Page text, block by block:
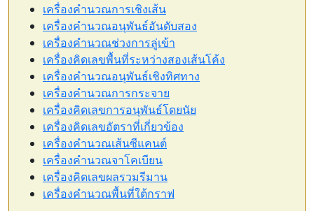
เครื่องคำนวณการเชิงเส้น
เครื่องคำนวณอนุพันธ์อันดับสอง
เครื่องคำนวณช่วงการลู่เข้า
เครื่องคิดเลขพื้นที่ระหว่างสองเส้นโค้ง
เครื่องคำนวณอนุพันธ์เชิงทิศทาง
เครื่องคำนวณการกระจาย
เครื่องคิดเลขการอนุพันธ์โดยนัย
เครื่องคิดเลขอัตราที่เกี่ยวข้อง
เครื่องคำนวณเส้นซีแคนต์
เครื่องคำนวณจาโคเบียน
เครื่องคิดเลขผลรวมรีมาน
เครื่องคำนวณพื้นที่ใต้กราฟ